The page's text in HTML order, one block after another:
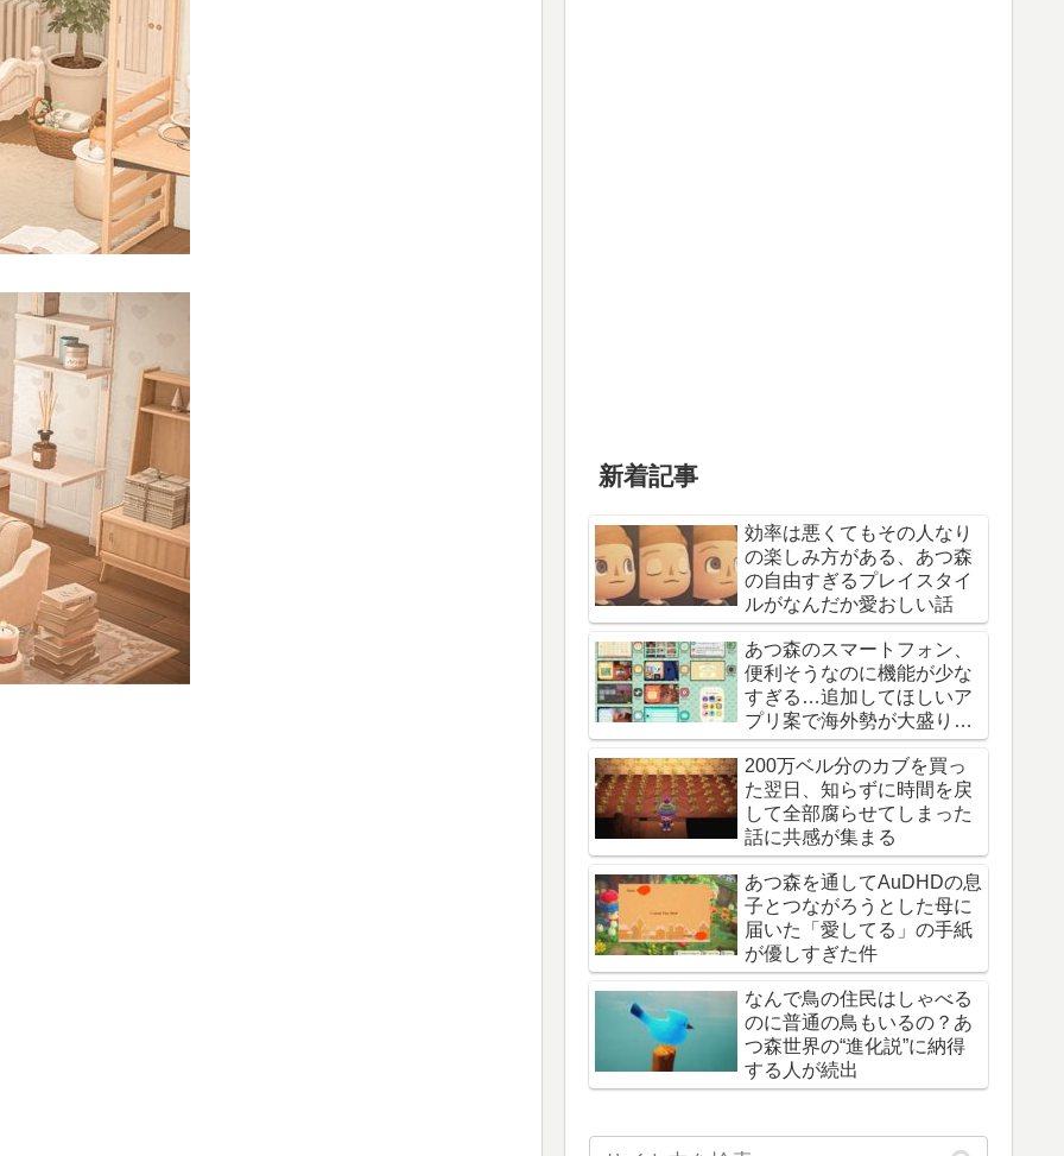
新着記事
効率は悪くてもその人なり
の楽しみ方がある、あつ森
の自由すぎるプレイスタイ
ルがなんだか愛おしい話
あつ森のスマートフォン、
便利そうなのに機能が少な
すぎる…追加してほしいア
プリ案で海外勢が大盛り上
がり
200万ベル分のカブを買っ
た翌日、知らずに時間を戻
して全部腐らせてしまった
話に共感が集まる
あつ森を通してAuDHDの息
子とつながろうとした母に
届いた「愛してる」の手紙
が優しすぎた件
なんで鳥の住民はしゃべる
のに普通の鳥もいるの？あ
つ森世界の“進化説”に納得
する人が続出